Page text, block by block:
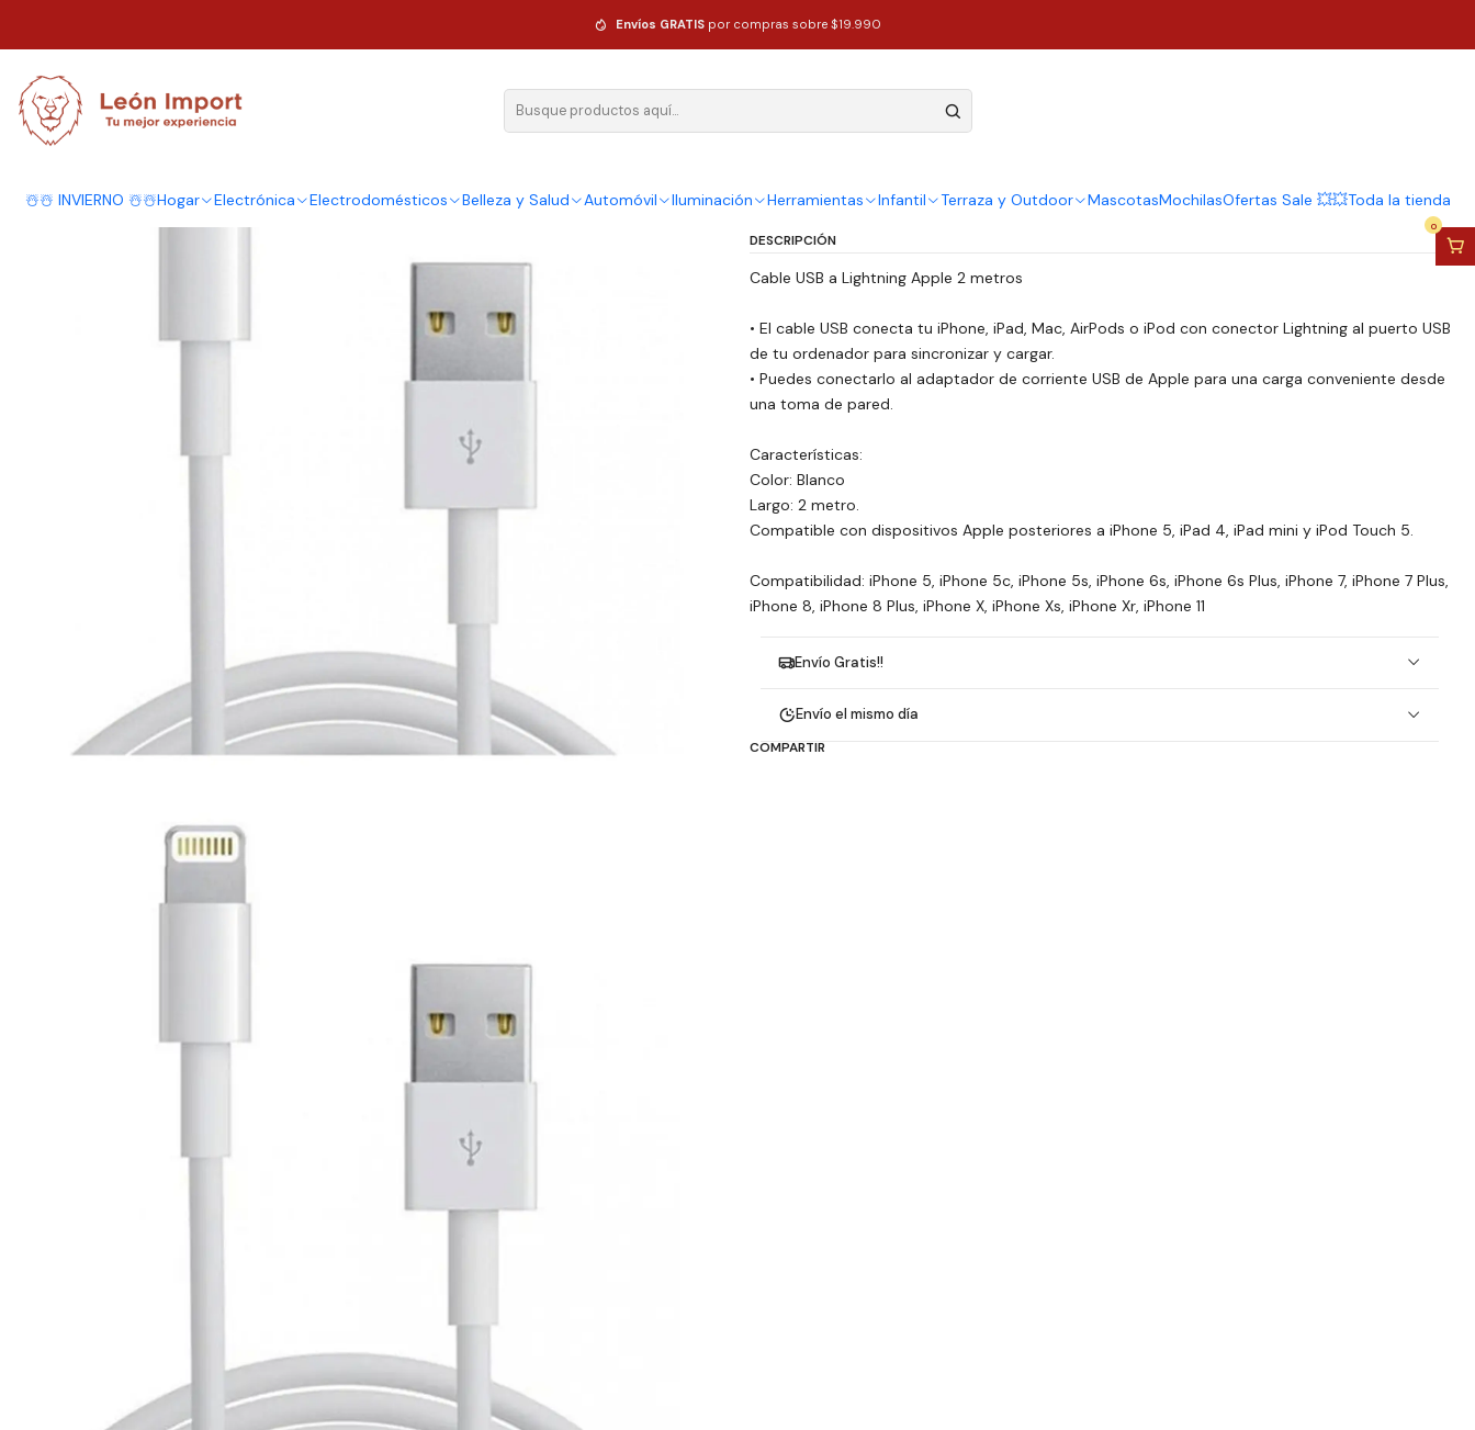
☃️☃️ INVIERNO ☃️☃️Hogar Electrónica Electrodomésticos Belleza y Salud Automóvil Iluminación Herramientas Infantil Terraza y Outdoor MascotasMochilasOfertas Sale 💥💥Toda la tienda
0
Envíos GRATIS por compras sobre $19.990
Cable Usb 2 Mt Para iPhone 5 6 7 8 X Xr 11 12 13 14
| Cable Usb 2 Mt Para iPhone 5 6 7 8 X
Xr 11 12 13 14
Cantidad
Agregar al Carro Comprar ahora
DESCRIPCIÓN
Cable USB a Lightning Apple 2 metros
• El cable USB conecta tu iPhone, iPad, Mac, AirPods o iPod con conector Lightning al puerto USB
de tu ordenador para sincronizar y cargar.
• Puedes conectarlo al adaptador de corriente USB de Apple para una carga conveniente desde
una toma de pared.
Características:
Color: Blanco
Largo: 2 metro.
Compatible con dispositivos Apple posteriores a iPhone 5, iPad 4, iPad mini y iPod Touch 5.
Compatibilidad: iPhone 5, iPhone 5c, iPhone 5s, iPhone 6s, iPhone 6s Plus, iPhone 7, iPhone 7 Plus,
iPhone 8, iPhone 8 Plus, iPhone X, iPhone Xs, iPhone Xr, iPhone 11
Envío Gratis!!
Envío el mismo día
COMPARTIR